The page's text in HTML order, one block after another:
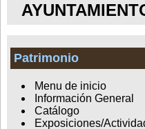
Patrimonio
Menu de inicio
Información General
Catálogo
Exposiciones/